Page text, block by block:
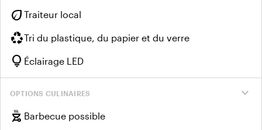
eco Traiteur local
recyclingTri du plastique, du papier et du verre
lightbulb Éclairage LED
expand_more
OPTIONS CULINAIRES
outdoor_grill Barbecue possible